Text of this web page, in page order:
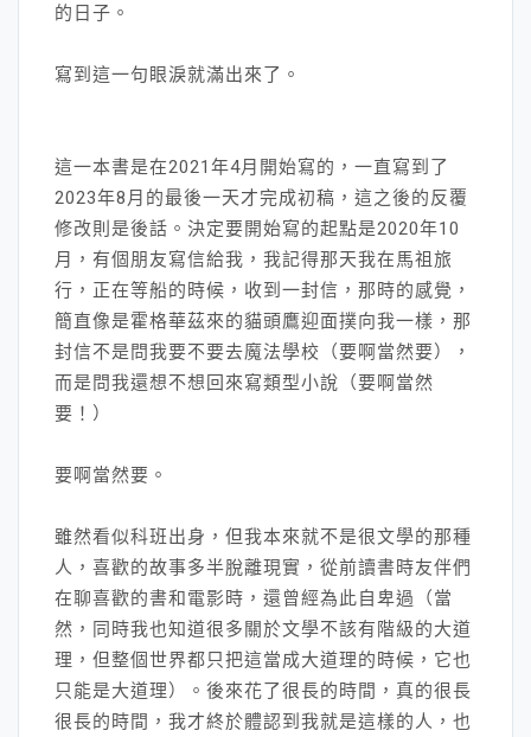
的日子。
寫到這一句眼淚就滿出來了。
這一本書是在2021年4月開始寫的，一直寫到了
2023年8月的最後一天才完成初稿，這之後的反覆
修改則是後話。決定要開始寫的起點是2020年10
月，有個朋友寫信給我，我記得那天我在馬祖旅
行，正在等船的時候，收到一封信，那時的感覺，
簡直像是霍格華茲來的貓頭鷹迎面撲向我一樣，那
封信不是問我要不要去魔法學校（要啊當然要），
而是問我還想不想回來寫類型小說（要啊當然
要！）
要啊當然要。
雖然看似科班出身，但我本來就不是很文學的那種
人，喜歡的故事多半脫離現實，從前讀書時友伴們
在聊喜歡的書和電影時，還曾經為此自卑過（當
然，同時我也知道很多關於文學不該有階級的大道
理，但整個世界都只把這當成大道理的時候，它也
只能是大道理）。後來花了很長的時間，真的很長
很長的時間，我才終於體認到我就是這樣的人，也